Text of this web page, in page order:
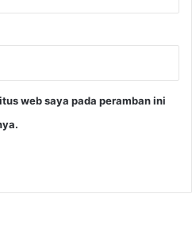
web saya pada peramban ini